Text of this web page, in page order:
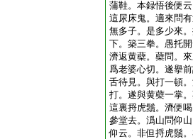
蒲鞋。本録悟後便
這尿床鬼。適來問
無多子。是多少來
下。築三拳。愚托
濟返黄蘗。蘗問。
爲老婆心切。遂擧
舌待見。與打一頓
打。遂與黄蘗一掌
這裏捋虎鬚。濟便
參堂去。潙山問仰
仰云。非但捋虎鬚